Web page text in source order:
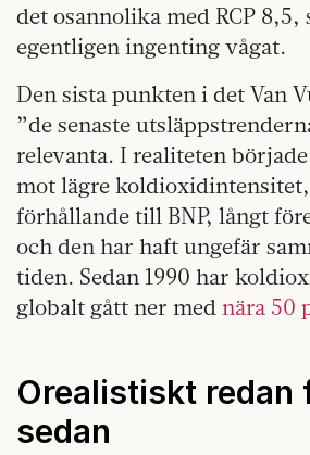
det osannolika med RCP 8,5,
egentligen ingenting vågat.
Den sista punkten i det Van
”de senaste
relevanta. I realiteten
mot lägre
förhållande till BNP, långt
och den har haft ungefär
tiden. Sedan 1990 har
globalt gått ner med nära 50
Orealistiskt redan
sedan